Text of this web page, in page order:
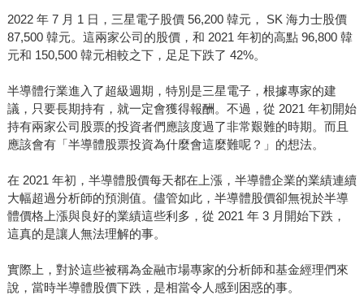
2022 年 7 月 1 日，三星電子股價 56,200 韓元， SK 海力士股價
87,500 韓元。這兩家公司的股價，和 2021 年初的高點 96,800 韓
元和 150,500 韓元相較之下，足足下跌了 42%。
半導體行業進入了超級週期，特別是三星電子，根據專家的建
議，只要長期持有，就一定會獲得報酬。不過，從 2021 年初開始
持有兩家公司股票的投資者們應該度過了非常艱難的時期。而且
應該會有「半導體股票投資為什麼會這麼難呢？」的想法。
在 2021 年初，半導體股價每天都在上漲，半導體企業的業績連續
大幅超過分析師的預測值。儘管如此，半導體股價卻無視於半導
體價格上漲與良好的業績這些利多，從 2021 年 3 月開始下跌，
這真的是讓人無法理解的事。
實際上，對於這些被稱為金融市場專家的分析師和基金經理們來
說，當時半導體股價下跌，是相當令人感到困惑的事。